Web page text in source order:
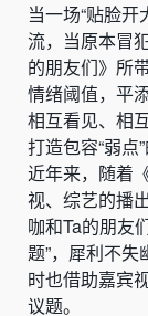
当一场“贴脸
流，当原本冒
的朋友们》所
情绪阈值，平
相互看见、相
打造包容“弱点
近年来，随着
视、综艺的播
咖和Ta的朋友
题”，犀利不
时也借助嘉宾
议题。